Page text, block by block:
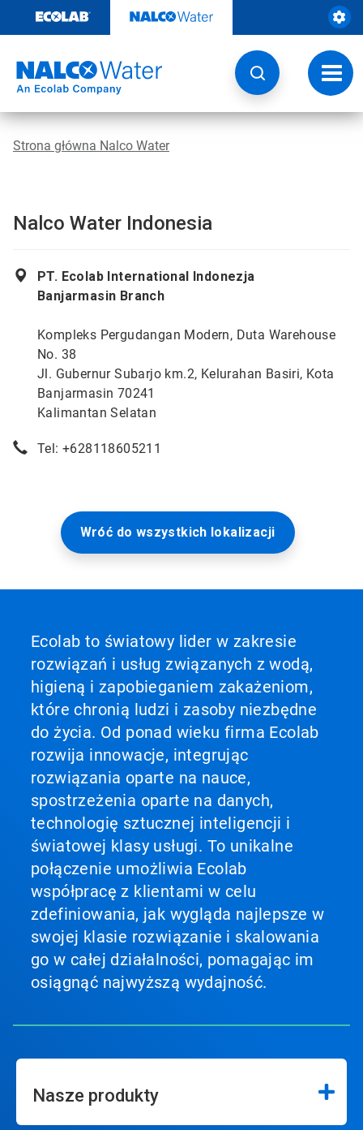
zawartości
Strona główna Nalco Water
Nalco Water Indonesia
PT. Ecolab International Indonezja
Banjarmasin Branch
Kompleks Pergudangan Modern, Duta Warehouse
No. 38
Jl. Gubernur Subarjo km.2, Kelurahan Basiri, Kota
Banjarmasin 70241
Kalimantan Selatan
Tel: +628118605211
Wróć do wszystkich lokalizacji
Ecolab to światowy lider w zakresie
rozwiązań i usług związanych z wodą,
higieną i zapobieganiem zakażeniom,
które chronią ludzi i zasoby niezbędne
do życia. Od ponad wieku firma Ecolab
rozwija innowacje, integrując
rozwiązania oparte na nauce,
spostrzeżenia oparte na danych,
technologię sztucznej inteligencji i
światowej klasy usługi. To unikalne
połączenie umożliwia Ecolab
współpracę z klientami w celu
zdefiniowania, jak wygląda najlepsze w
swojej klasie rozwiązanie i skalowania
go w całej działalności, pomagając im
osiągnąć najwyższą wydajność.
Nasze produkty